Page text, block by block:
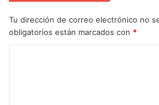
Tu dirección de correo electrónico no
obligatorios están marcados con *